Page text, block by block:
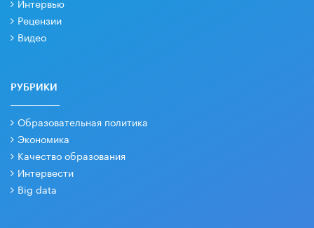
Рецензии
Видео
РУБРИКИ
Образовательная политика
Экономика
Качество образования
Интервести
Big data